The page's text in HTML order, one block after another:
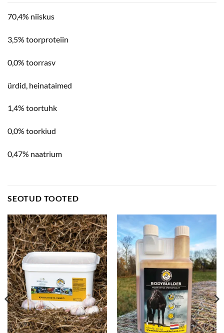
70,4% niiskus
3,5% toorproteiin
0,0% toorrasv
ürdid, heinataimed
1,4% toortuhk
0,0% toorkiud
0,47% naatrium
SEOTUD TOOTED